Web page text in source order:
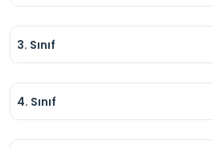
3. Sınıf
4. Sınıf